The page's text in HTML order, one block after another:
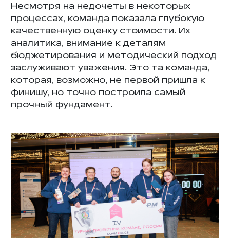
Несмотря на недочеты в некоторых
процессах, команда показала глубокую
качественную оценку стоимости. Их
аналитика, внимание к деталям
бюджетирования и методический подход
заслуживают уважения. Это та команда,
которая, возможно, не первой пришла к
финишу, но точно построила самый
прочный фундамент.